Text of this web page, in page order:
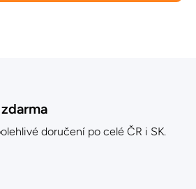
doručení po celé ČR i SK.